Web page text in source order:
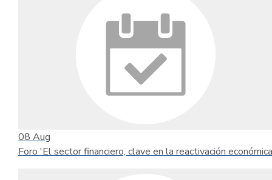
08 Aug
Foro 'El sector financiero, clave en la reactivación